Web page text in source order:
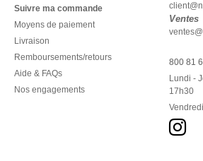
Suivre ma commande
Moyens de paiement
Livraison
Remboursements/retours
Aide & FAQs
Nos engagements
Ventes
800 81
Lundi -
17h30